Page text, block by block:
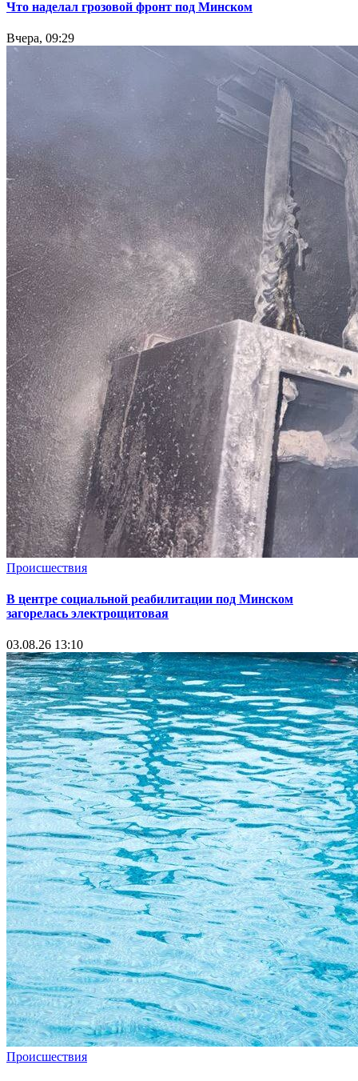
Что наделал грозовой фронт под Минском
Вчера, 09:29
Происшествия
В центре социальной реабилитации под Минском
загорелась электрощитовая
03.08.26 13:10
Происшествия